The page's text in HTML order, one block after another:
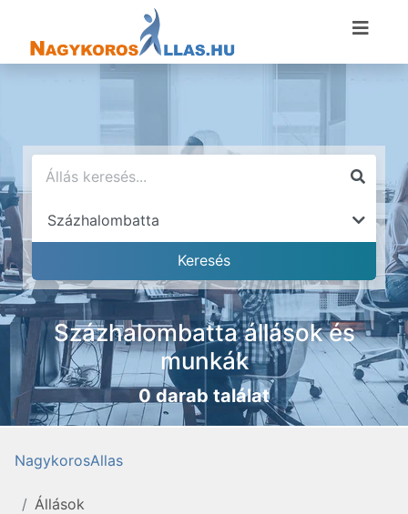
Százhalombatta állások és
munkák
0 darab találat
NagykorosAllas
Állások